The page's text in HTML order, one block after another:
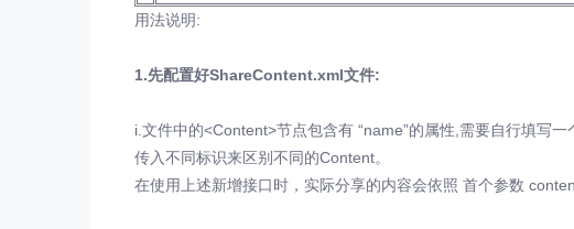
用法说明:
1.先配置好ShareContent.xml文件:
i.文件中的<Content>节点包含有 “name”的属性,需要自行填写
传入不同标识来区别不同的Content。
在使用上述新增接口时，实际分享的内容会依照 首个参数